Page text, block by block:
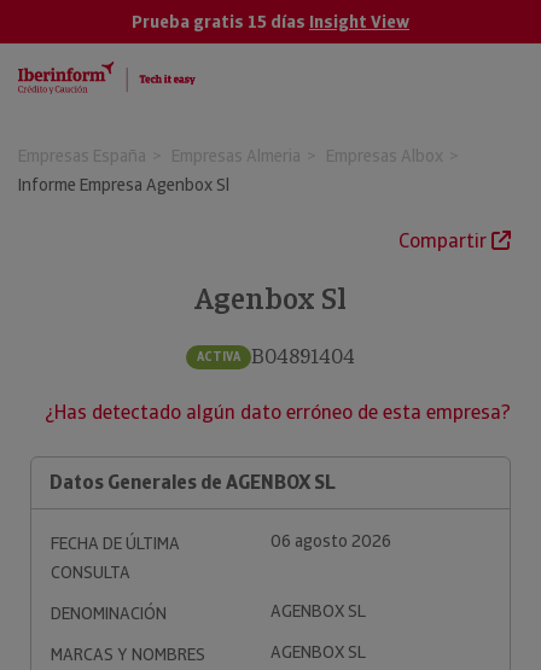
Prueba gratis 15 días Insight View
Empresas España Empresas Almeria
Empresas Albox
Informe Empresa Agenbox Sl
Compartir
Agenbox Sl
ACTIVA B04891404
¿Has detectado algún dato erróneo de esta empresa?
Datos Generales de AGENBOX SL
FECHA DE ÚLTIMA
CONSULTA
06 agosto 2026
DENOMINACIÓN
AGENBOX SL
MARCAS Y NOMBRES
AGENBOX SL